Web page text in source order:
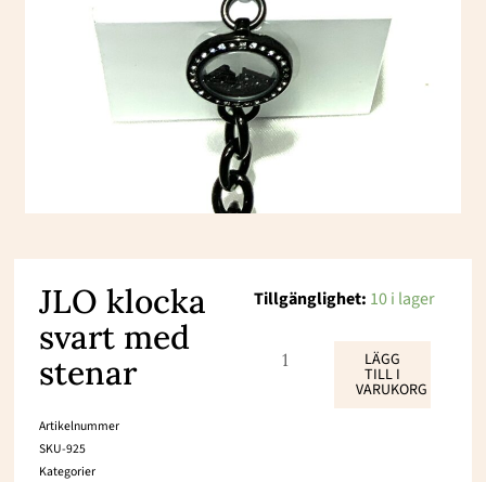
JLO klocka
svart med
stenar
Artikelnummer
SKU-925
Kategorier
Tillgänglighet: 10 i lager
JLO
svart
LÄGG
TILL I
VARUKORG